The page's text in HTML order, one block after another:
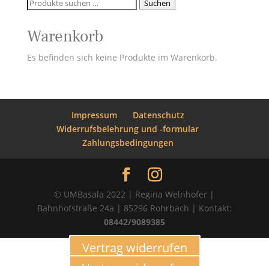
Suchen
Warenkorb
Es befinden sich keine Produkte im Warenkorb.
Impressum
Datenschutz
Widerrufsbelehrung und -formular
Zahlungsbedingungen
© UMBasala 2022 | Regina Welnhofer |
Bahnhofstraße 24a | 85296 Rohrbach | Kontakt:
08442/9089385
Vertrag widerrufen